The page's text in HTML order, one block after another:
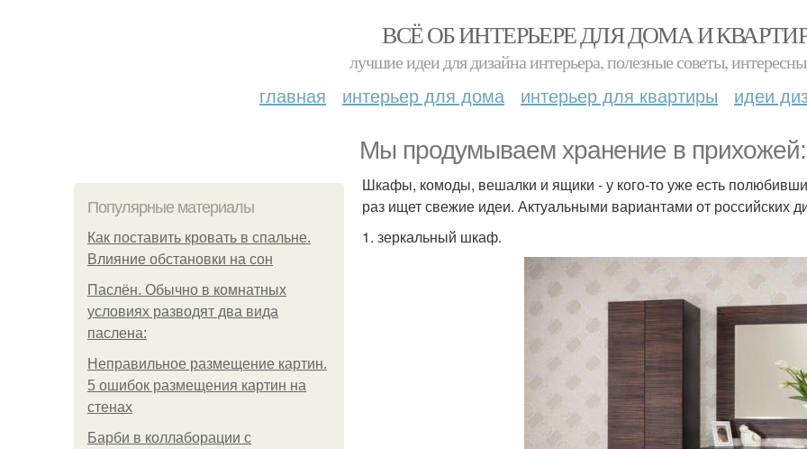
ВСЁ ОБ ИНТЕРЬЕРЕ ДЛЯ ДОМА И
лучшие идеи для дизайна интерьера, полезные советы,
главная интерьер для дома интерьер для квартиры идеи
Мы продумываем хранение в
Популярные материалы
Как поставить кровать в спальне.
Влияние обстановки на сон
Паслён. Обычно в комнатных
условиях разводят два вида
паслена:
Неправильное размещение картин.
5 ошибок размещения картин на
стенах
Барби в коллаборации с
Шкафы, комоды, вешалки и ящики - у кого-то уже есть
раз ищет свежие идеи. Актуальными вариантами от российских
1. зеркальный шкаф.